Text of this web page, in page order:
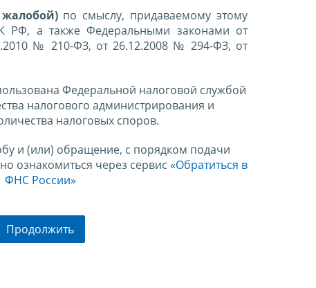
по смыслу, придаваемому этому
РФ, а также Федеральными законами от
№ 210-ФЗ, от 26.12.2008 № 294-ФЗ, от
Федеральной налоговой службой
налогового администрирования и
налоговых споров.
и (или) обращение, с порядком подачи
ознакомиться через сервис «Обратиться в
ФНС России»
Продолжить